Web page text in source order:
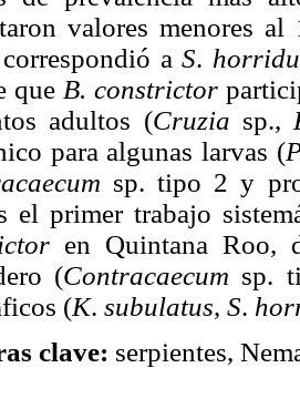
valores menores
aS.
que B. constrictor
adultos (Cruzia sp.,
para algunas larvas (
sp. tipo 2 y
el primer trabajo
en Quintana Roo,
(Contracaecum sp.
(K. subulatus, S.
clave: serpientes,